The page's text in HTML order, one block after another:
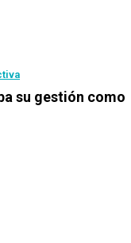
su gestión como